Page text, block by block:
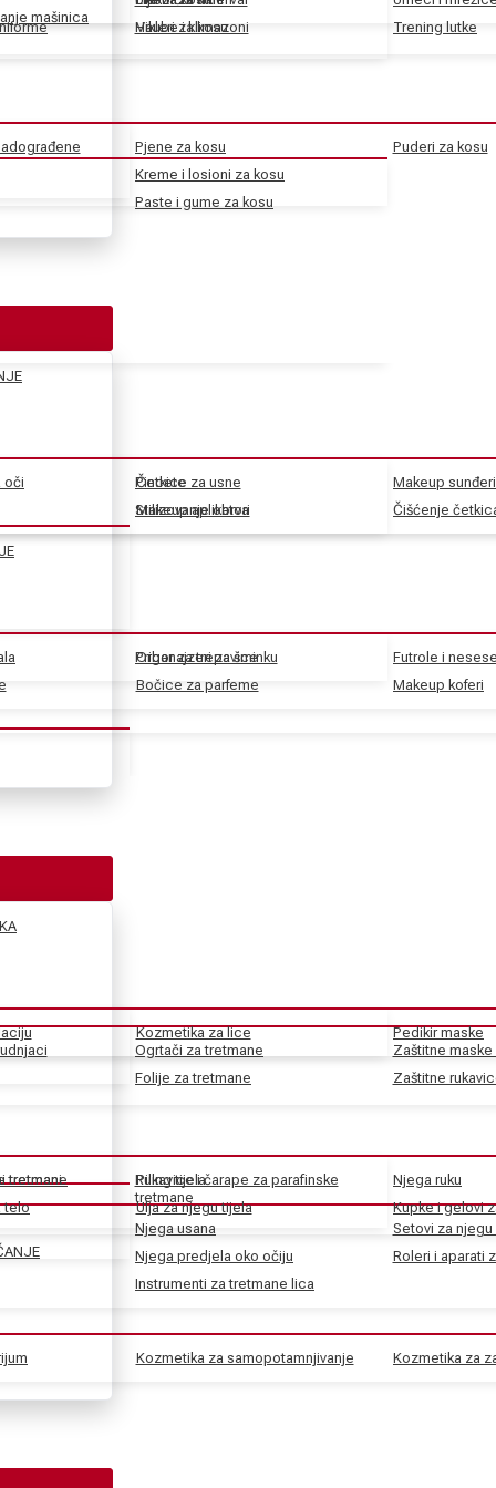
mašinica
Haube i klimazoni
Pjene za kosu
Kreme i losioni za kosu
Paste i gume za kosu
Puderi za kosu
Vikleri za kosu
Trening lutke
oči
Pincete
Stilizovanje obrva
Pribor za trepavice
Četkice za usne
Makeup aplikatori
Makeup sunđeri
Čišćenje
Organajzeri za šminku
Bočice za parfeme
Futrole i
Makeup koferi
tretmane
Rukavice i čarape za parafinske
tretmane
Ogrtači za tretmane
Folije za tretmane
Zaštitne
Zaštitne
Njega usana
Njega predjela oko očiju
Instrumenti za tretmane lica
Setovi za njegu
Roleri i aparati
Kozmetika za lice Pedikir maske
tretmani
telo
Piling tijela
Ulja za njegu tijela
Njega ruku
Kupke i gelovi
Kozmetika za samopotamnjivanje Kozmetika za